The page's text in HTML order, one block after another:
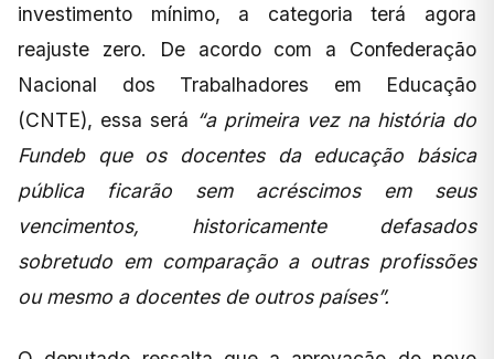
investimento mínimo, a categoria terá agora
reajuste zero. De acordo com a Confederação
Nacional dos Trabalhadores em Educação
(CNTE), essa será “a primeira vez na história do
Fundeb que os docentes da educação básica
pública ficarão sem acréscimos em seus
vencimentos, historicamente defasados
sobretudo em comparação a outras profissões
ou mesmo a docentes de outros países”.